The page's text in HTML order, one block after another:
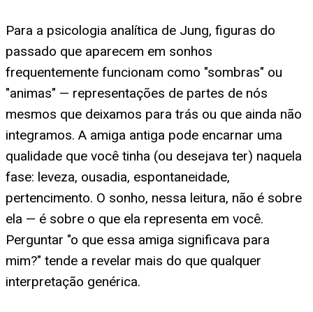
Para a psicologia analítica de Jung, figuras do
passado que aparecem em sonhos
frequentemente funcionam como "sombras" ou
"animas" — representações de partes de nós
mesmos que deixamos para trás ou que ainda não
integramos. A amiga antiga pode encarnar uma
qualidade que você tinha (ou desejava ter) naquela
fase: leveza, ousadia, espontaneidade,
pertencimento. O sonho, nessa leitura, não é sobre
ela — é sobre o que ela representa em você.
Perguntar "o que essa amiga significava para
mim?" tende a revelar mais do que qualquer
interpretação genérica.